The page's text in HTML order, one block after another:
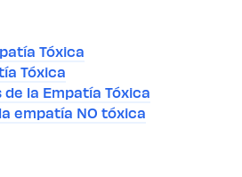
Tóxica
Tóxica
la Empatía Tóxica
empatía NO tóxica